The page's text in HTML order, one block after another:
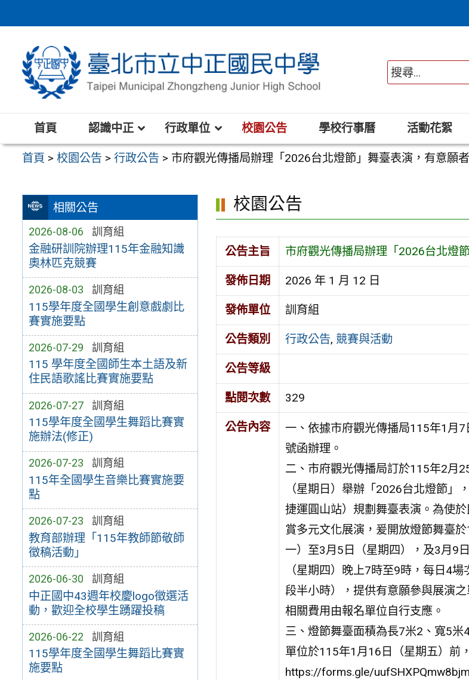
至
區
首頁 認識中正 行政單位 校園公告 學校行事曆 活動花絮
首頁 >校園公告 >行政公告 > 市府觀光傳播局辦理「2026台北燈節」舞臺表演，有意願
相關公告
2026-08-06 訓育組
金融研訓院辦理115年金融知識
奧林匹克競賽
2026-08-03 訓育組
115學年度全國學生創意戲劇比
賽實施要點
2026-07-29 訓育組
115 學年度全國師生本土語及新
住民語歌謠比賽實施要點
2026-07-27 訓育組
115學年度全國學生舞蹈比賽實
施辦法(修正)
2026-07-23 訓育組
115年全國學生音樂比賽實施要
點
2026-07-23 訓育組
教育部辦理「115年教師節敬師
徵稿活動」
2026-06-30 訓育組
中正國中43週年校慶logo徵選活
動，歡迎全校學生踴躍投稿
2026-06-22 訓育組
115學年度全國學生舞蹈比賽實
施要點
校園公告
公告主旨 市府觀光傳播局辦理「2026台北燈
發佈日期 2026 年 1 月 12 日
發佈單位 訓育組
公告類別 行政公告, 競賽與活動
公告等級
點閱次數 329
公告內容
一、依據市府觀光傳播局115年1月
號函辦理。
二、市府觀光傳播局訂於115年2月
（星期日）舉辦「2026台北燈節」
捷運圓山站）規劃舞臺表演。為使
賞多元文化展演，爰開放燈節舞臺
一）至3月5日（星期四），及3月9
（星期四）晚上7時至9時，每日4
段半小時），提供有意願參與展演
相關費用由報名單位自行支應。
三、燈節舞臺面積為長7米2、寬5米
單位於115年1月16日（星期五）前
https://forms.gle/